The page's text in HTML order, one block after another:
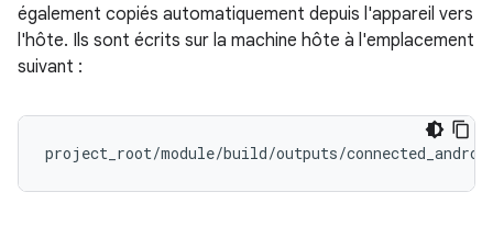
également copiés automatiquement depuis l'appareil vers
l'hôte. Ils sont écrits sur la machine hôte à l'emplacement
suivant :